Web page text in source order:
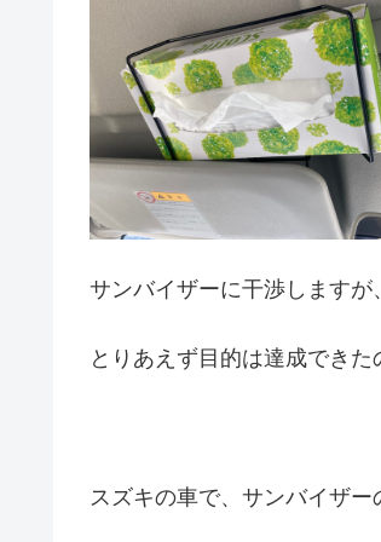
サンバイザーに干渉しますが
とりあえず目的は達成できた
スズキの車で、サンバイザー